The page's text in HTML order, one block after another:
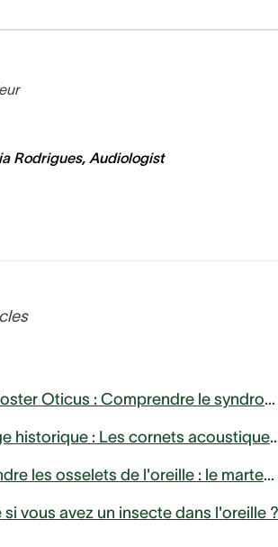
Rodrigues, Audiologist
Herpès Zoster Oticus : Comprendre le syndrome de Ramsay Hunt et la paralysie du nerf facial
Un voyage historique : Les cornets
Comprendre les osselets de l'oreille : le marteau, l'enclume et l'étrier
si vous avez un insecte dans l'oreille ?